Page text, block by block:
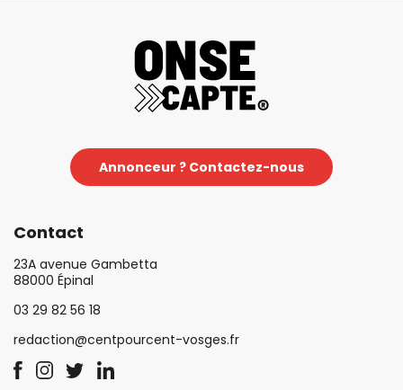
Annonceur ? Contactez-nous
Contact
23A avenue Gambetta
88000 Épinal
03 29 82 56 18
redaction@centpourcent-vosges.fr